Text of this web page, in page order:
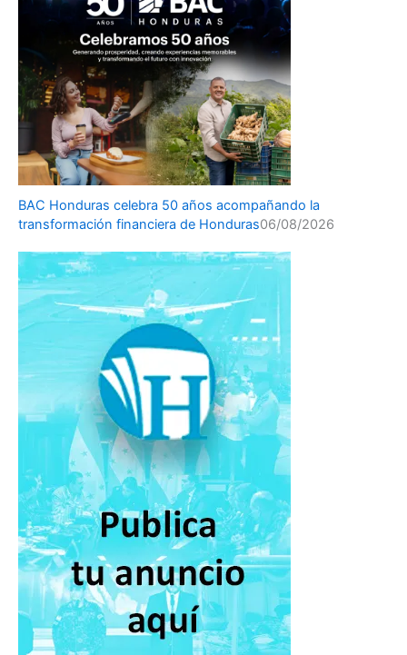
BAC Honduras celebra 50 años acompañando la
transformación financiera de Honduras06/08/2026